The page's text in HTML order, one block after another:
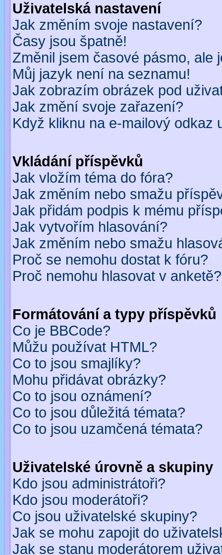
Uživatelská nastavení
Jak změním svoje nastavení?
Časy jsou špatně!
Změnil jsem časové pásmo, ale
Můj jazyk není na seznamu!
Jak zobrazím obrázek pod
Jak změní svoje zařazení?
Když kliknu na e-mailový odkaz
Vkládání příspěvků
Jak vložím téma do fóra?
Jak změním nebo smažu
Jak přidám podpis k mému
Jak vytvořím hlasování?
Jak změním nebo smažu
Proč se nemohu dostat k fóru?
Proč nemohu hlasovat v anketě?
Formátování a typy příspěvků
Co je BBCode?
Můžu používat HTML?
Co to jsou smajlíky?
Mohu přidávat obrázky?
Co to jsou oznámení?
Co to jsou důležitá témata?
Co to jsou uzamčená témata?
Uživatelské úrovně a skupiny
Kdo jsou administrátoři?
Kdo jsou moderátoři?
Co jsou uživatelské skupiny?
Jak se mohu zapojit do
Jak se stanu moderátorem